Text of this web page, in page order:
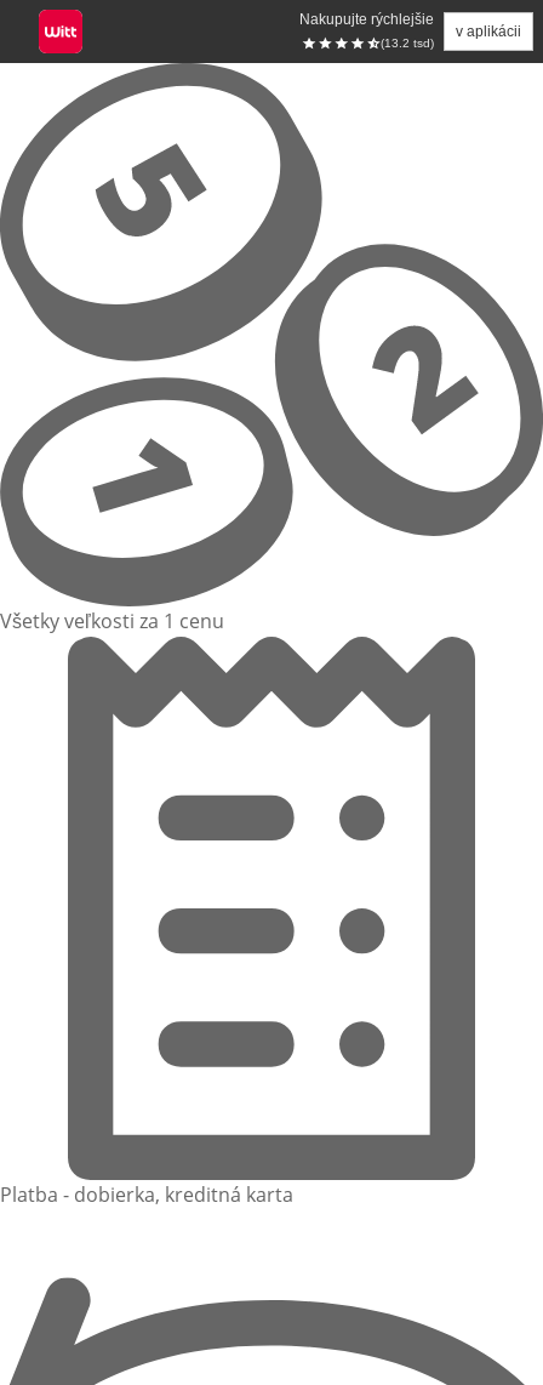
Nakupujte rýchlejšie
(13.2 tsd)
v aplikácii
Prejsť na hlavný obsah
Všetky veľkosti za 1 cenu
Platba - dobierka, kreditná karta